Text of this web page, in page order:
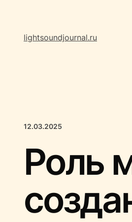
lightsoundjournal.ru
12.03.2025
Роль